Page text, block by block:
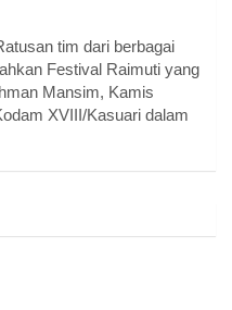
tim dari berbagai
Festival Raimuti yang
Mansim, Kamis
XVIII/Kasuari dalam